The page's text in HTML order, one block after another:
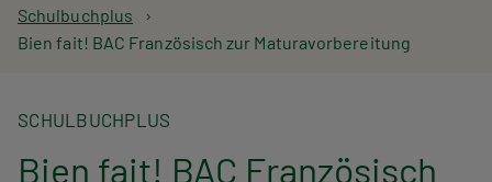
P
a
d
Schulbuchplus
Bien fait! BAC Französisch zur Maturavorbereitung
SCHULBUCHPLUS
Bien fait! BAC Französisch